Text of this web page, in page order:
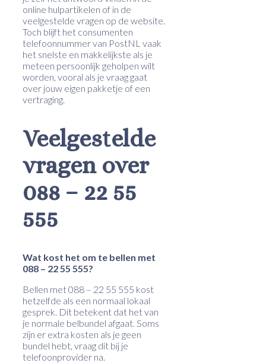
online hulpartikelen of in de
veelgestelde vragen op de website.
Toch blijft het consumenten
telefoonnummer van PostNL vaak
het snelste en makkelijkste als je
meteen persoonlijk geholpen wilt
worden, vooral als je vraag gaat
over jouw eigen pakketje of een
vertraging.
Veelgestelde
vragen over
088 – 22 55
555
Wat kost het om te bellen met
088 – 22 55 555?
Bellen met 088 – 22 55 555 kost
hetzelfde als een normaal lokaal
gesprek. Dit betekent dat het van
je normale belbundel afgaat. Soms
zijn er extra kosten als je geen
bundel hebt, vraag dit bij je
telefoonprovider na.